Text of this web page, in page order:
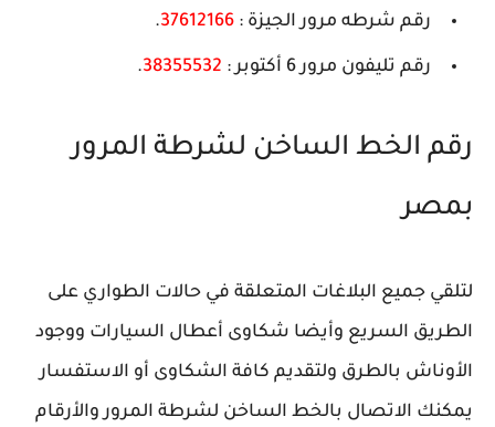
رقم شرطه مرور الجيزة : 37612166
.
رقم تليفون مرور 6 أكتوبر : 38355532
.
رقم الخط الساخن لشرطة المرور
بمصر
لتلقي جميع البلاغات المتعلقة في حالات الطواري على
الطريق السريع وأيضا شكاوى أعطال السيارات ووجود
الأوناش بالطرق ولتقديم كافة الشكاوى أو الاستفسار
يمكنك الاتصال بالخط الساخن لشرطة المرور والأرقام